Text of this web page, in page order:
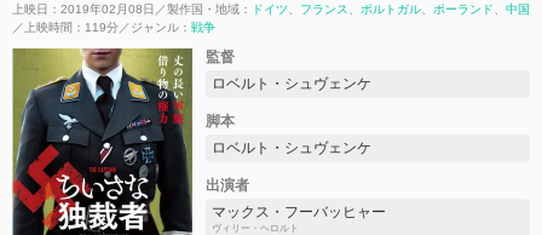
上映日：2019年02月08日 製作国・地域： ドイツ フランス ポルトガル ポーランド
中国
上映時間：119分
ジャンル： 戦争
監督
ロベルト・シュヴェンケ
脚本
ロベルト・シュヴェンケ
出演者
マックス・フーバッヒャー
ヴィリー・ヘロルト